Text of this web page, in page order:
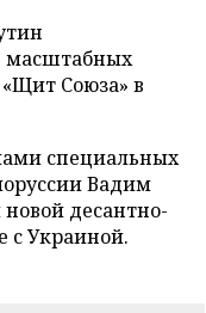
масштабных
Союза» в
специальных
Вадим
новой десантно-
с Украиной.